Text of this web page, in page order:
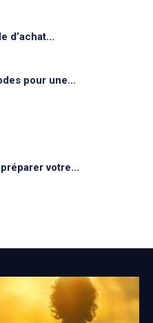
d’achat...
pour une...
votre...